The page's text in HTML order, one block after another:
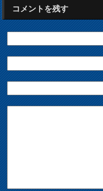
コメントを残す